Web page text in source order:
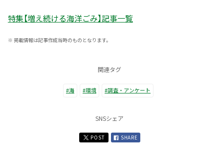
特集【増え続ける海洋ごみ】記事一覧
※ 掲載情報は記事作成当時のものとなります。
関連タグ
#海 #環境 #調査・アンケート
SNSシェア
POST SHARE